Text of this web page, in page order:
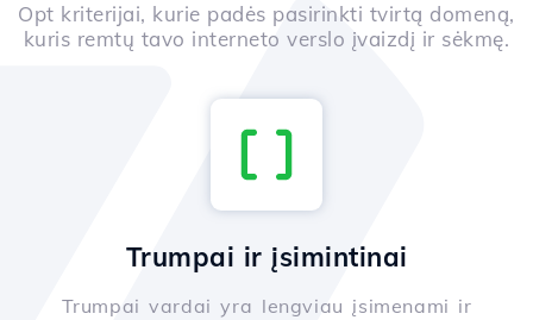
Opt kriterijai, kurie padės pasirinkti tvirtą domeną,
kuris remtų tavo interneto verslo įvaizdį ir sėkmę.
Trumpai ir įsimintinai
Trumpai vardai yra lengviau įsimenami ir